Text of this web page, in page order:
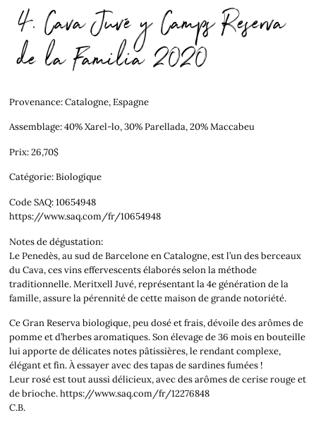
4. Cava Juvé y Camps Reserva
de la Familia 2020
Provenance: Catalogne, Espagne
Assemblage: 40% Xarel-lo, 30% Parellada, 20% Maccabeu
Prix: 26,70$
Catégorie: Biologique
Code SAQ: 10654948
https://www.saq.com/fr/10654948
Notes de dégustation:
Le Penedès, au sud de Barcelone en Catalogne, est l’un des berceaux
du Cava, ces vins effervescents élaborés selon la méthode
traditionnelle. Meritxell Juvé, représentant la 4e génération de la
famille, assure la pérennité de cette maison de grande notoriété.
Ce Gran Reserva biologique, peu dosé et frais, dévoile des arômes de
pomme et d’herbes aromatiques. Son élevage de 36 mois en bouteille
lui apporte de délicates notes pâtissières, le rendant complexe,
élégant et fin. À essayer avec des tapas de sardines fumées !
Leur rosé est tout aussi délicieux, avec des arômes de cerise rouge et
de brioche. https://www.saq.com/fr/12276848
C.B.